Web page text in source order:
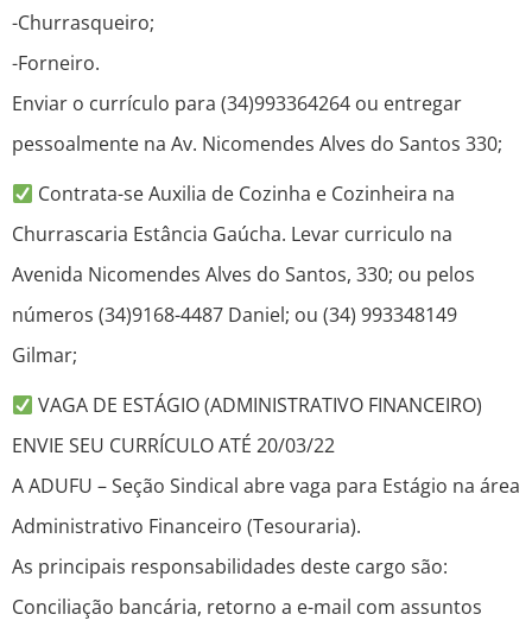
-Churrasqueiro;
-Forneiro.
Enviar o currículo para (34)993364264 ou entregar
pessoalmente na Av. Nicomendes Alves do Santos 330;
Contrata-se Auxilia de Cozinha e Cozinheira na
Churrascaria Estância Gaúcha. Levar curriculo na
Avenida Nicomendes Alves do Santos, 330; ou pelos
números (34)9168-4487 Daniel; ou (34) 993348149
Gilmar;
VAGA DE ESTÁGIO (ADMINISTRATIVO FINANCEIRO)
ENVIE SEU CURRÍCULO ATÉ 20/03/22
A ADUFU – Seção Sindical abre vaga para Estágio na área
Administrativo Financeiro (Tesouraria).
As principais responsabilidades deste cargo são:
Conciliação bancária, retorno a e-mail com assuntos